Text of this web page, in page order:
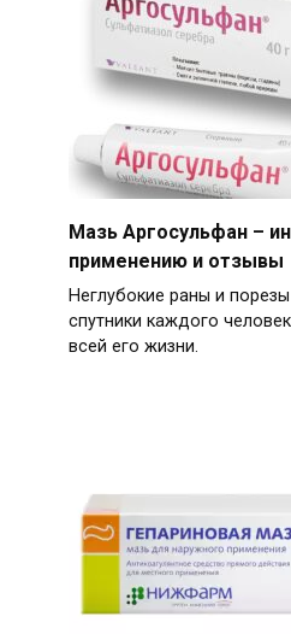
Мазь Аргосульфан –
применению и отзывы
Неглубокие раны и
спутники каждого
всей его жизни.